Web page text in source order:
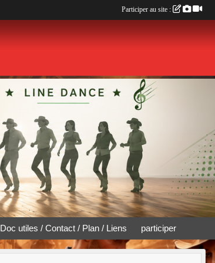
Doc utiles / Contact / Plan / Liens participer
Participer au site :